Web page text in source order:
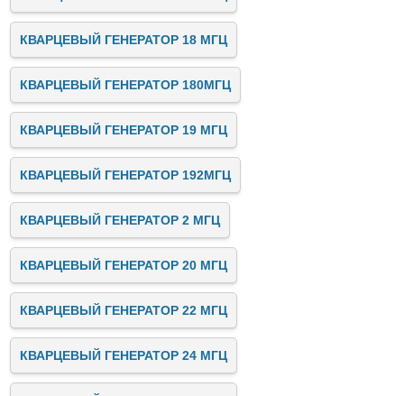
КВАРЦЕВЫЙ ГЕНЕРАТОР 18 МГЦ
КВАРЦЕВЫЙ ГЕНЕРАТОР 180МГЦ
КВАРЦЕВЫЙ ГЕНЕРАТОР 19 МГЦ
КВАРЦЕВЫЙ ГЕНЕРАТОР 192МГЦ
КВАРЦЕВЫЙ ГЕНЕРАТОР 2 МГЦ
КВАРЦЕВЫЙ ГЕНЕРАТОР 20 МГЦ
КВАРЦЕВЫЙ ГЕНЕРАТОР 22 МГЦ
КВАРЦЕВЫЙ ГЕНЕРАТОР 24 МГЦ